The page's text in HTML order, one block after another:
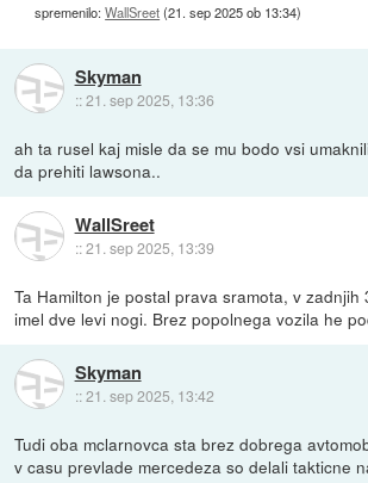
spremenilo:WallSreet(21. sep 2025 ob 13:34)
Skyman
::21. sep 2025, 13:36
ah ta rusel kaj misle da se mu bodo vsi
da prehiti lawsona..
WallSreet
::21. sep 2025, 13:39
Ta Hamilton je postal prava sramota, v
imel dve levi nogi. Brez popolnega vozila he
Skyman
::21. sep 2025, 13:42
Tudi oba mclarnovca sta brez dobrega
v casu prevlade mercedeza so delali takticne